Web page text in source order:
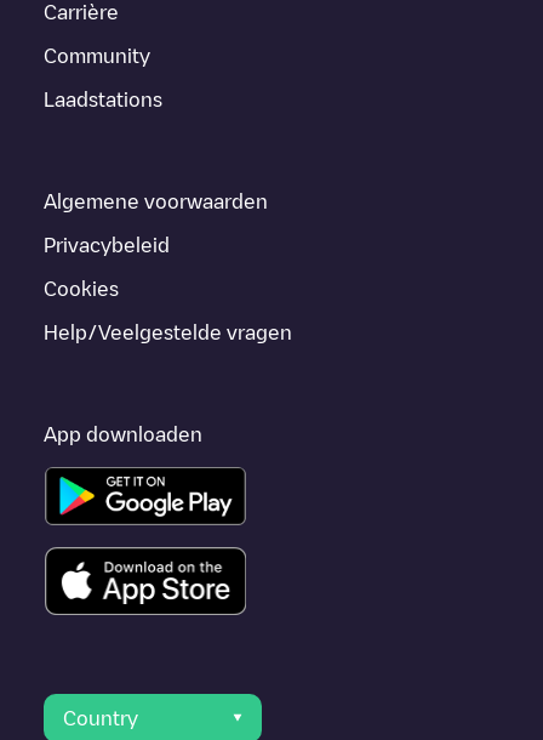
Carrière
Community
Laadstations
Algemene voorwaarden
Privacybeleid
Cookies
Help/Veelgestelde vragen
App downloaden
Country